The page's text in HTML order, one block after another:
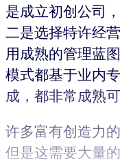
是成立初创公司
二是选择特许经
用成熟的管理蓝
模式都基于业内
成，都非常成熟可
许多富有创造力
但是这需要大量